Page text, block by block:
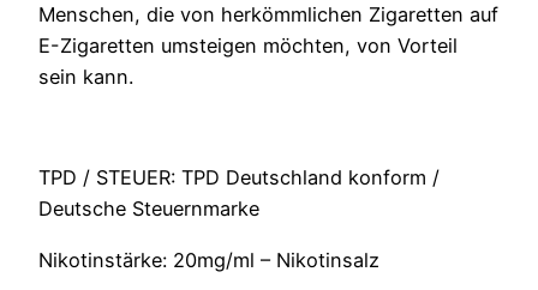
Menschen, die von herkömmlichen Zigaretten auf
E-Zigaretten umsteigen möchten, von Vorteil
sein kann.
TPD / STEUER: TPD Deutschland konform /
Deutsche Steuernmarke
Nikotinstärke: 20mg/ml – Nikotinsalz